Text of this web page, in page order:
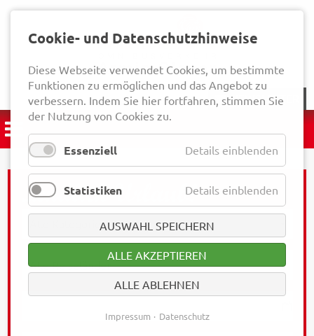
NEWSLETTER
Cookie- und Datenschutzhinweise
Diese Webseite verwendet Cookies, um bestimmte
Funktionen zu ermöglichen und das Angebot zu
verbessern. Indem Sie hier fortfahren, stimmen Sie
der Nutzung von Cookies zu.
Essenziell Details einblenden
Statistiken Details einblenden
AUSWAHL SPEICHERN
ALLE AKZEPTIEREN
ALLE ABLEHNEN
Impressum Datenschutz